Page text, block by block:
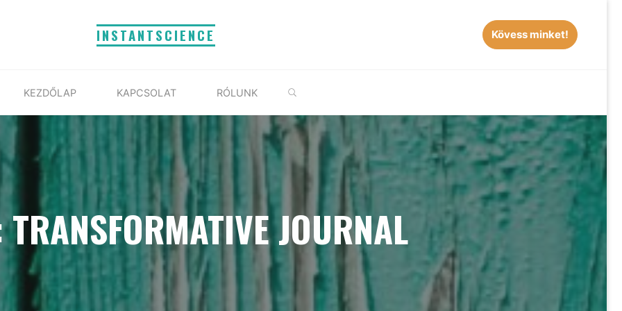
INSTANTSCIENCE Kövess minket!
KEZDŐLAP KAPCSOLAT RÓLUNK
JOURNAL